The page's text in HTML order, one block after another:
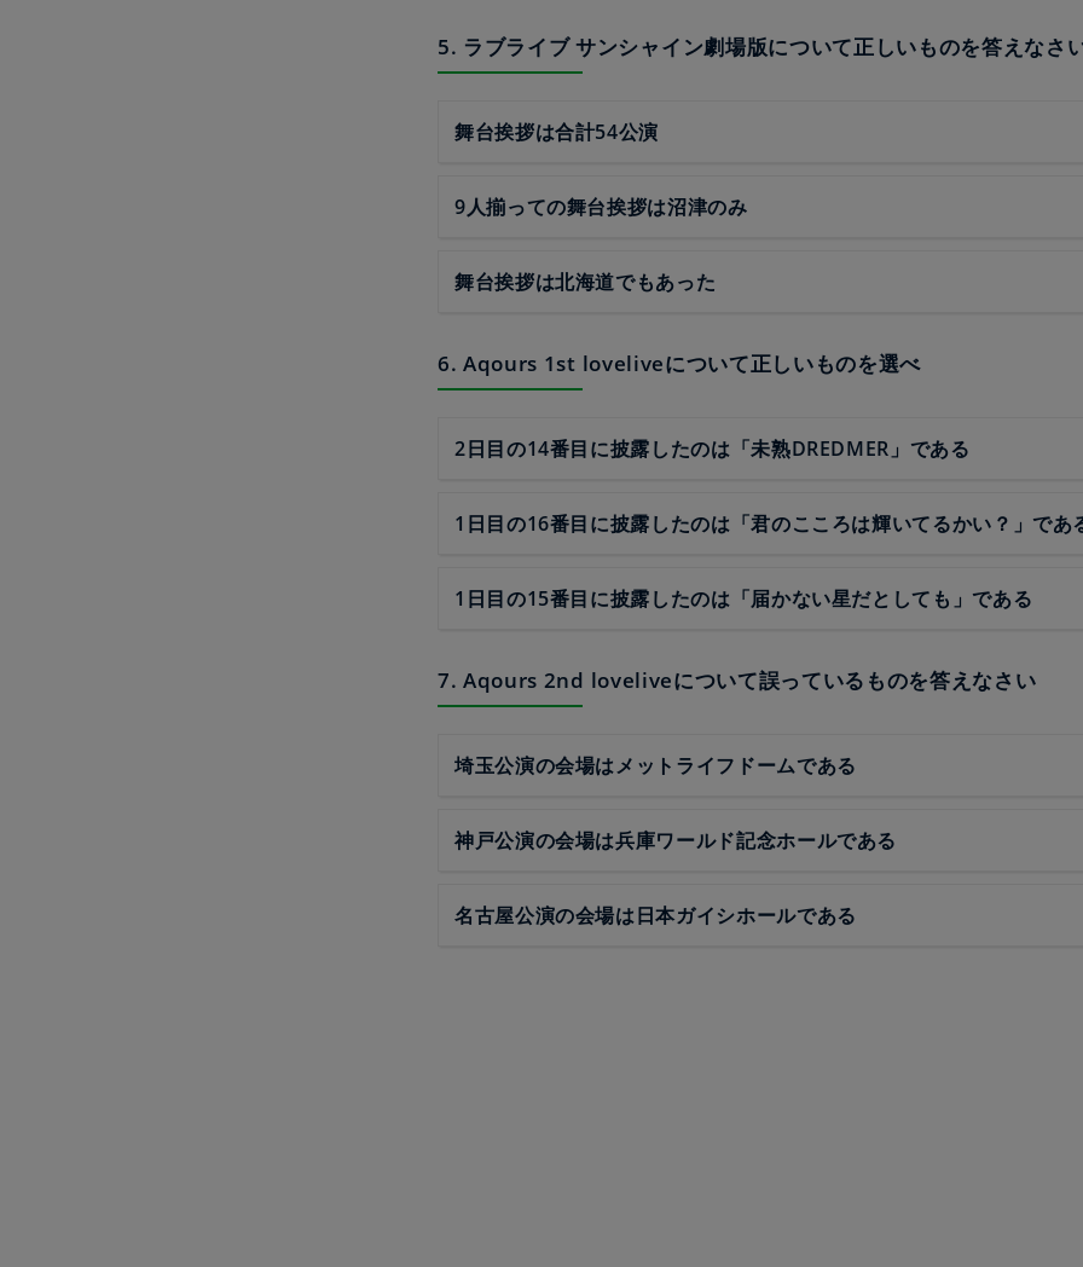
5. ラブライブ サンシャイン劇場版について正しいものを答えなさ
舞台挨拶は合計54公演
9人揃っての舞台挨拶は沼津のみ
舞台挨拶は北海道でもあった
6. Aqours 1st loveliveについて正しいものを選べ
2日目の14番目に披露したのは「未熟DREDMER」である
1日目の16番目に披露したのは「君のこころは輝いてるかい？」であ
1日目の15番目に披露したのは「届かない星だとしても」である
7. Aqours 2nd loveliveについて誤っているものを答えなさい
埼玉公演の会場はメットライフドームである
神戸公演の会場は兵庫ワールド記念ホールである
名古屋公演の会場は日本ガイシホールである